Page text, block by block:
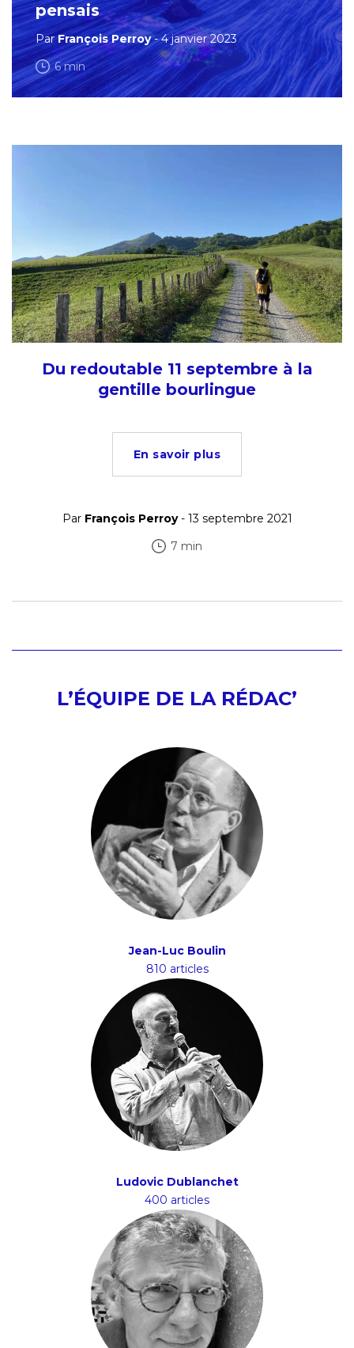
pensais
ParFrançois Perroy- 4 janvier 2023
6 min
Du redoutable 11 septembre à la
gentille bourlingue
En savoir plus
Par François Perroy- 13 septembre 2021
7 min
L’ÉQUIPE DE LA RÉDAC’
Jean-Luc Boulin
810 articles
Ludovic Dublanchet
400 articles